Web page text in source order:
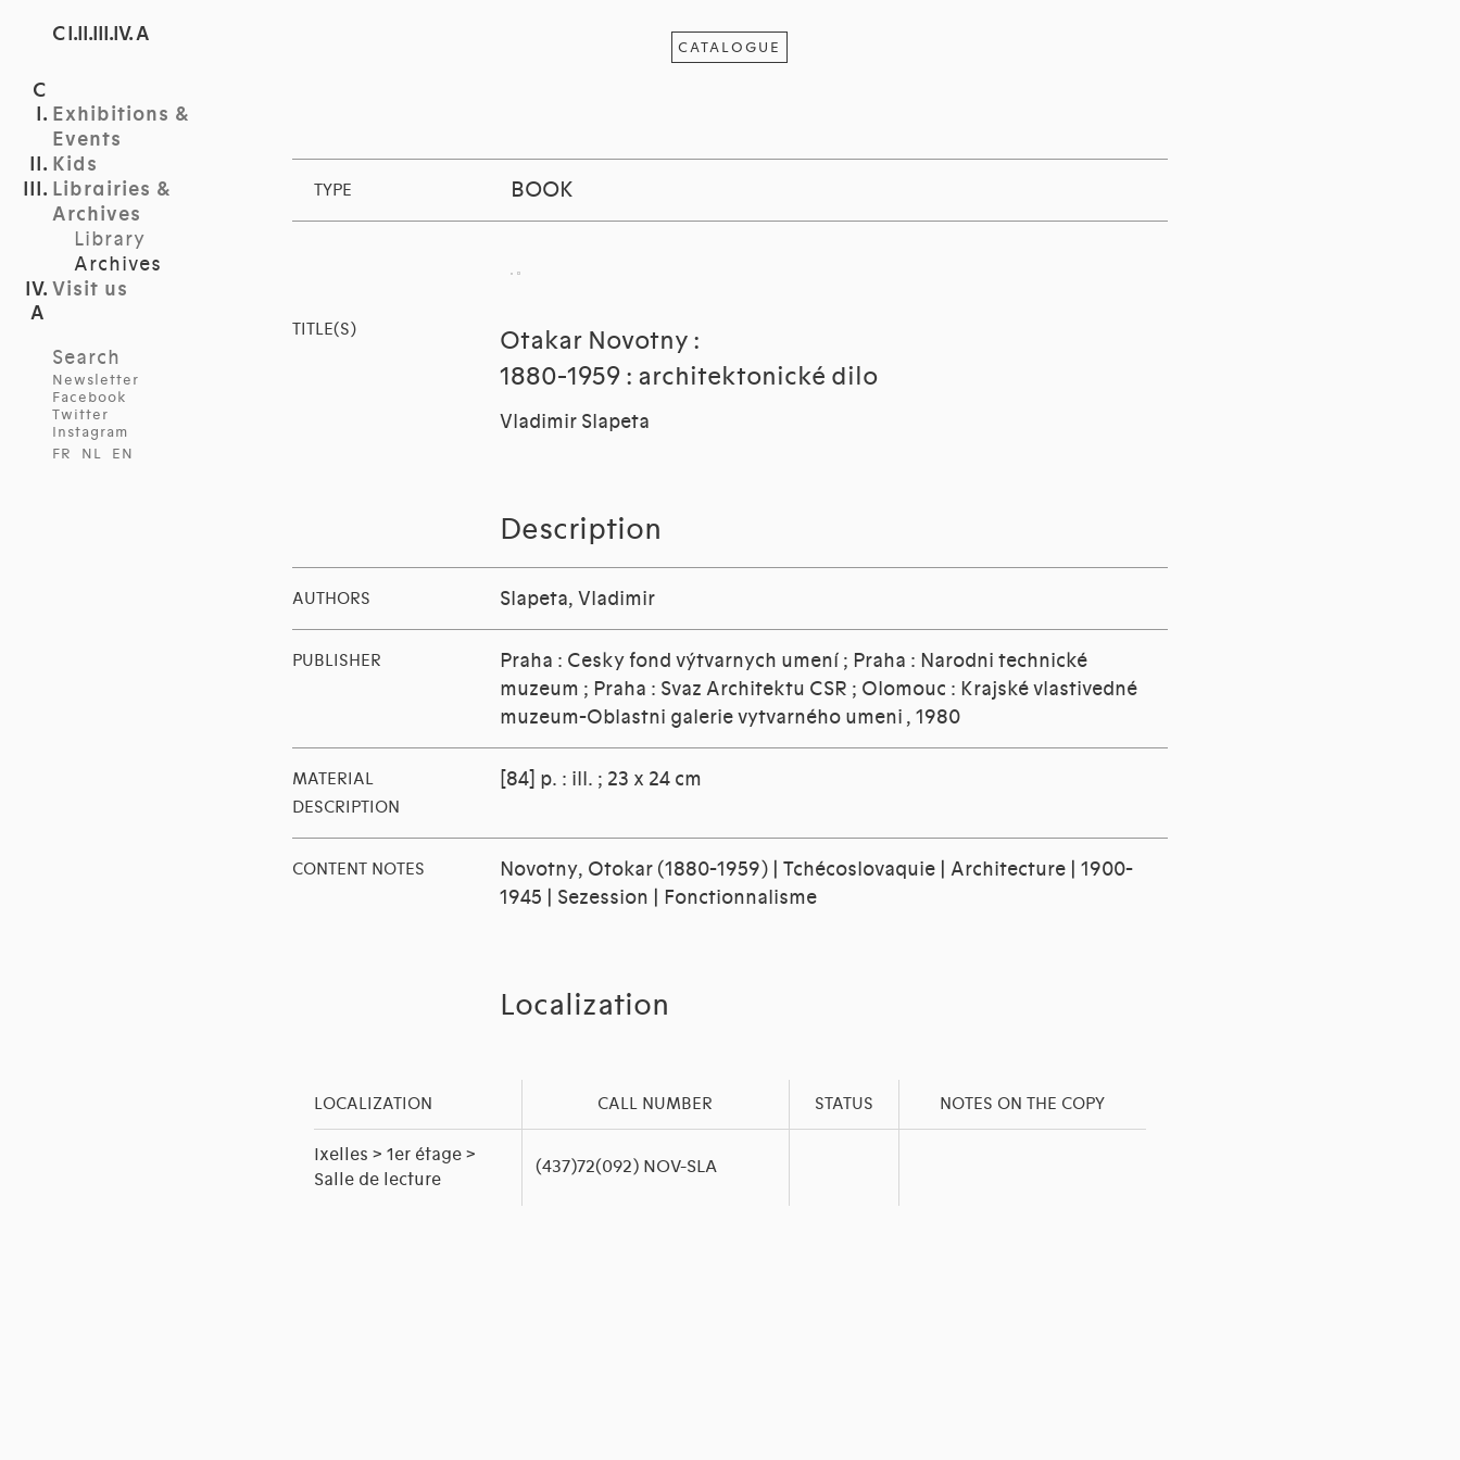
C I.II.III.IV. A
Exhibitions &
Events
Kids
Librairies &
Archives
Library
Archives
Visit us
Search
Newsletter
Facebook
Twitter
Instagram
FR
NL EN
CATALOGUE
TYPE BOOK
TITLE(S)
Otakar Novotny :
1880-1959 : architektonické dilo
Vladimir Slapeta
Description
AUTHORS Slapeta, Vladimir
PUBLISHER
Praha : Cesky fond výtvarnych umení ; Praha : Narodni technické
muzeum ; Praha : Svaz Architektu CSR ; Olomouc : Krajské vlastivedné
muzeum-Oblastni galerie vytvarného umeni , 1980
MATERIAL
DESCRIPTION
[84] p. : ill. ; 23 x 24 cm
CONTENT NOTES
Novotny, Otokar (1880-1959) | Tchécoslovaquie | Architecture | 1900-
1945 | Sezession | Fonctionnalisme
Localization
LOCALIZATION CALL NUMBER STATUS NOTES ON THE COPY
Ixelles > 1er étage >
Salle de lecture
(437)72(092) NOV-SLA